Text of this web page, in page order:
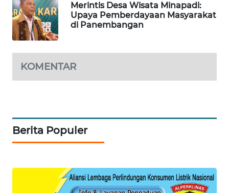
Merintis Desa Wisata Minapadi:
Upaya Pemberdayaan Masyarakat
di Panembangan
KOMENTAR
Berita Populer
ID
WAHANANEWS
CO ID
WAHANANEWS
NET
SPORT
WAHANA